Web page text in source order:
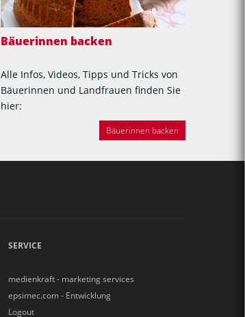
Bäuerinnen backen
Alle Infos, Videos, Tipps und Tricks von
Bäuerinnen und Landfrauen finden Sie
hier:
Bäuerinnen backen
SERVICE
medienkraft - marketing services
epsimec.com - Entwicklung
Logout